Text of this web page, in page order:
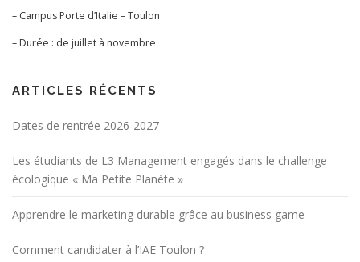
– Campus Porte d’Italie – Toulon
– Durée : de juillet à novembre
ARTICLES RÉCENTS
Dates de rentrée 2026-2027
Les étudiants de L3 Management engagés dans le challenge
écologique « Ma Petite Planète »
Apprendre le marketing durable grâce au business game
Comment candidater à l’IAE Toulon ?